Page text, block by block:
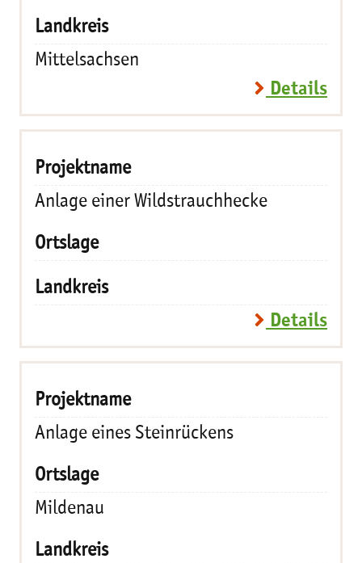
Mittelsachsen
Details
Anlage einer Wildstrauchhecke
Details
Anlage eines Steinrückens
Mildenau